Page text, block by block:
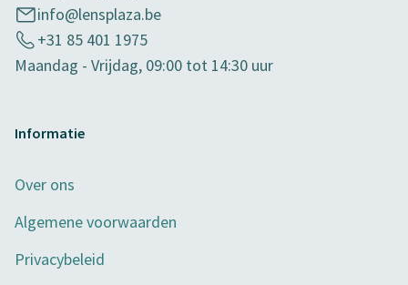
info@lensplaza.be
+31 85 401 1975
Maandag - Vrijdag, 09:00 tot 14:30 uur
Informatie
Over ons
Algemene voorwaarden
Privacybeleid